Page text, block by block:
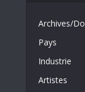
Archives/
Pays
Industrie
Artistes